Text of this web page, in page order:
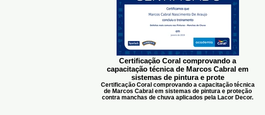
Certificação Coral comprovando a
capacitação técnica de Marcos Cabral em
sistemas de pintura e prote
Certificação Coral comprovando a capacitação técnica
de Marcos Cabral em sistemas de pintura e proteção
contra manchas de chuva aplicados pela Lacor Decor.